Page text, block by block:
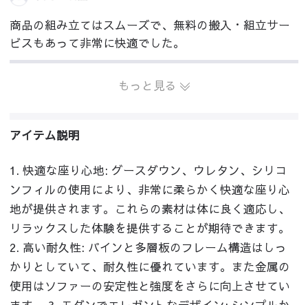
商品の組み立てはスムーズで、無料の搬入・組立サー
ビスもあって非常に快適でした。
もっと見る
アイテム説明
1. 快適な座り心地: グースダウン、ウレタン、シリコ
ンフィルの使用により、非常に柔らかく快適な座り心
地が提供されます。これらの素材は体に良く適応し、
リラックスした体験を提供することが期待できます。
2. 高い耐久性: パインと多層板のフレーム構造はしっ
かりとしていて、耐久性に優れています。また金属の
使用はソファーの安定性と強度をさらに向上させてい